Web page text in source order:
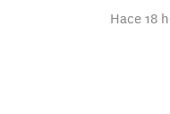
Hace 18